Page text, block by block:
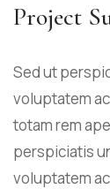
Project
Sed ut
voluptatem
totam rem
perspiciatis
voluptatem